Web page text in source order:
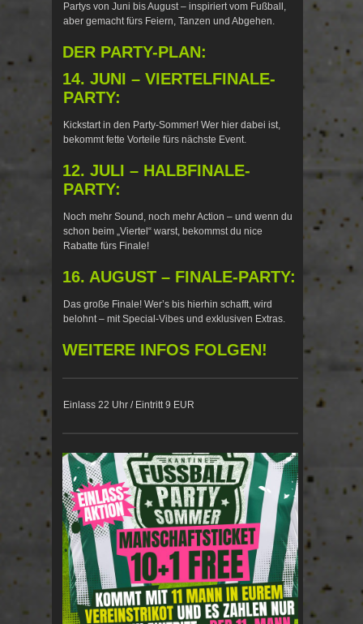
Partys von Juni bis August – inspiriert vom Fußball,
aber gemacht fürs Feiern, Tanzen und Abgehen.
DER PARTY-PLAN:
14. JUNI – VIERTELFINALE-
PARTY:
Kickstart in den Party-Sommer! Wer hier dabei ist,
bekommt fette Vorteile fürs nächste Event.
12. JULI – HALBFINALE-
PARTY:
Noch mehr Sound, noch mehr Action – und wenn du
schon beim „Viertel“ warst, bekommst du nice
Rabatte fürs Finale!
16. AUGUST – FINALE-PARTY:
Das große Finale! Wer’s bis hierhin schafft, wird
belohnt – mit Special-Vibes und exklusiven Extras.
WEITERE INFOS FOLGEN!
Einlass 22 Uhr / Eintritt 9 EUR